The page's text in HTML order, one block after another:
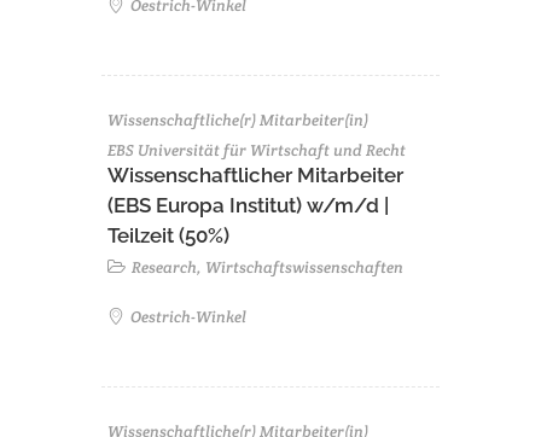
Oestrich-Winkel
Wissenschaftliche(r) Mitarbeiter(in)
EBS Universität für Wirtschaft und Recht
Wissenschaftlicher Mitarbeiter
(EBS Europa Institut) w/m/d |
Teilzeit (50%)
Research, Wirtschaftswissenschaften
Oestrich-Winkel
Wissenschaftliche(r) Mitarbeiter(in)